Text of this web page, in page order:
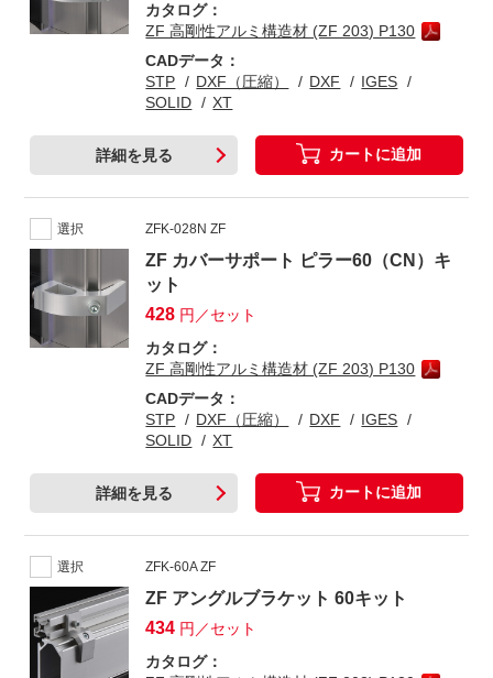
カタログ：
ZF 高剛性アルミ構造材 (ZF 203) P130
CADデータ：
STP
DXF（圧縮） DXF
IGES
SOLID
XT
詳細を見る カートに追加
選択 ZFK-028N ZF
ZF カバーサポート ピラー60（CN）キ
ット
428 円／セット
カタログ：
ZF 高剛性アルミ構造材 (ZF 203) P130
CADデータ：
STP
DXF（圧縮） DXF
IGES
SOLID
XT
詳細を見る カートに追加
選択 ZFK-60A ZF
ZF アングルブラケット 60キット
434 円／セット
カタログ：